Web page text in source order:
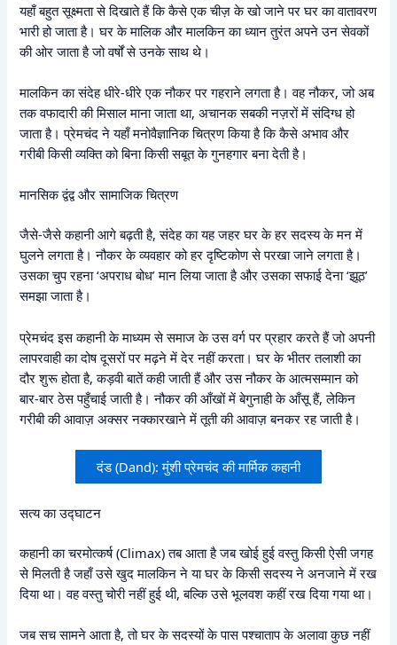
यहाँ बहुत सूक्ष्मता से दिखाते हैं कि कैसे एक चीज़ के खो जाने पर घर का वातावरण
भारी हो जाता है। घर के मालिक और मालकिन का ध्यान तुरंत अपने उन सेवकों
की ओर जाता है जो वर्षों से उनके साथ थे।
मालकिन का संदेह धीरे-धीरे एक नौकर पर गहराने लगता है। वह नौकर, जो अब
तक वफादारी की मिसाल माना जाता था, अचानक सबकी नज़रों में संदिग्ध हो
जाता है। प्रेमचंद ने यहाँ मनोवैज्ञानिक चित्रण किया है कि कैसे अभाव और
गरीबी किसी व्यक्ति को बिना किसी सबूत के गुनहगार बना देती है।
मानसिक द्वंद्व और सामाजिक चित्रण
जैसे-जैसे कहानी आगे बढ़ती है, संदेह का यह जहर घर के हर सदस्य के मन में
घुलने लगता है। नौकर के व्यवहार को हर दृष्टिकोण से परखा जाने लगता है।
उसका चुप रहना ‘अपराध बोध’ मान लिया जाता है और उसका सफाई देना ‘झूठ’
समझा जाता है।
प्रेमचंद इस कहानी के माध्यम से समाज के उस वर्ग पर प्रहार करते हैं जो अपनी
लापरवाही का दोष दूसरों पर मढ़ने में देर नहीं करता। घर के भीतर तलाशी का
दौर शुरू होता है, कड़वी बातें कही जाती हैं और उस नौकर के आत्मसम्मान को
बार-बार ठेस पहुँचाई जाती है। नौकर की आँखों में बेगुनाही के आँसू हैं, लेकिन
गरीबी की आवाज़ अक्सर नक्कारखाने में तूती की आवाज़ बनकर रह जाती है।
दंड (Dand): मुंशी प्रेमचंद की मार्मिक कहानी
सत्य का उद्घाटन
कहानी का चरमोत्कर्ष (Climax) तब आता है जब खोई हुई वस्तु किसी ऐसी जगह
से मिलती है जहाँ उसे खुद मालकिन ने या घर के किसी सदस्य ने अनजाने में रख
दिया था। वह वस्तु चोरी नहीं हुई थी, बल्कि उसे भूलवश कहीं रख दिया गया था।
जब सच सामने आता है, तो घर के सदस्यों के पास पश्चाताप के अलावा कुछ नहीं